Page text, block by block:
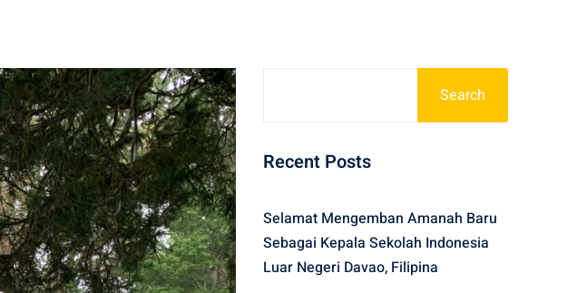
Search
Recent Posts
Selamat Mengemban Amanah Baru
Sebagai Kepala Sekolah Indonesia
Luar Negeri Davao, Filipina